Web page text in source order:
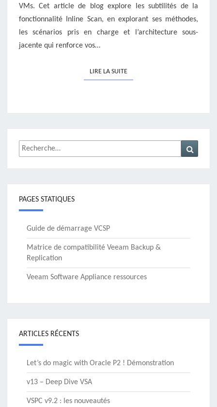
VMs. Cet article de blog explore les subtilités de la
fonctionnalité Inline Scan, en explorant ses méthodes,
les scénarios pris en charge et l’architecture sous-
jacente qui renforce vos…
LIRE LA SUITELIRE LA SUITE
Rechercher :
PAGES STATIQUES
Guide de démarrage VCSP
Matrice de compatibilité Veeam Backup &
Replication
Veeam Software Appliance ressources
ARTICLES RÉCENTS
Let’s do magic with Oracle P2 ! Démonstration
v13 – Deep Dive VSA
VSPC v9.2 : les nouveautés